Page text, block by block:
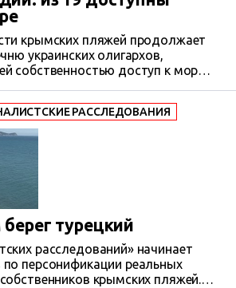
крымских пляжей продолжает
украинских олигархов,
собственностью доступ к морю,
и владелец
РАССЛЕДОВАНИЯ
турецкий
расследований» начинает
персонификации реальных
крымских пляжей.